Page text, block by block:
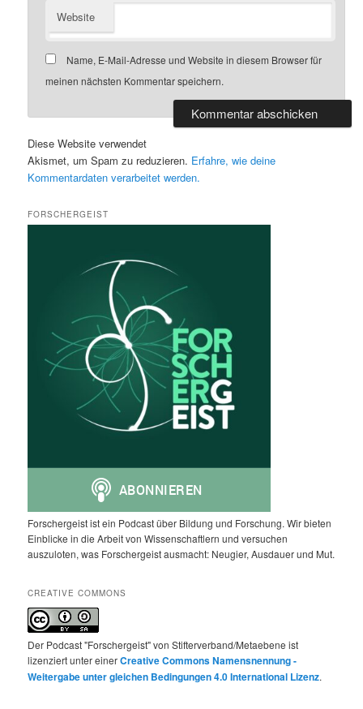
Website
Name, E-Mail-Adresse und Website in diesem Browser für
meinen nächsten Kommentar speichern.
Diese Website verwendet
Akismet, um Spam zu reduzieren. Erfahre, wie deine
Kommentardaten verarbeitet werden.
FORSCHERGEIST
Forschergeist ist ein Podcast über Bildung und Forschung. Wir bieten
Einblicke in die Arbeit von Wissenschaftlern und versuchen
auszuloten, was Forschergeist ausmacht: Neugier, Ausdauer und Mut.
CREATIVE COMMONS
Der Podcast "Forschergeist" von Stifterverband/Metaebene ist
lizenziert unter einerCreative Commons Namensnennung -
Weitergabe unter gleichen Bedingungen 4.0 International Lizenz.